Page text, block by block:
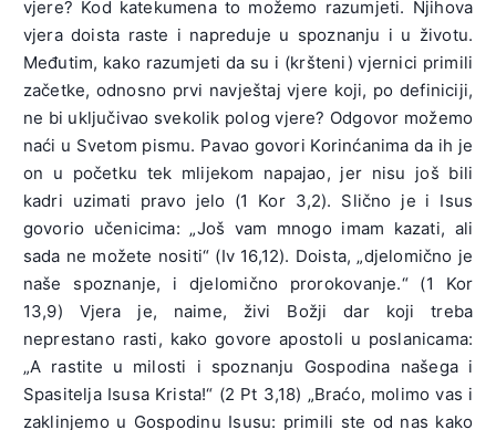
vjere? Kod katekumena to možemo razumjeti. Njihova
vjera doista raste i napreduje u spoznanju i u životu.
Međutim, kako razumjeti da su i (kršteni) vjernici primili
začetke, odnosno prvi navještaj vjere koji, po definiciji,
ne bi uključivao svekolik polog vjere? Odgovor možemo
naći u Svetom pismu. Pavao govori Korinćanima da ih je
on u početku tek mlijekom napajao, jer nisu još bili
kadri uzimati pravo jelo (1 Kor 3,2). Slično je i Isus
govorio učenicima: „Još vam mnogo imam kazati, ali
sada ne možete nositi“ (Iv 16,12). Doista, „djelomično je
naše spoznanje, i djelomično prorokovanje.“ (1 Kor
13,9) Vjera je, naime, živi Božji dar koji treba
neprestano rasti, kako govore apostoli u poslanicama:
„A rastite u milosti i spoznanju Gospodina našega i
Spasitelja Isusa Krista!“ (2 Pt 3,18) „Braćo, molimo vas i
zaklinjemo u Gospodinu Isusu: primili ste od nas kako